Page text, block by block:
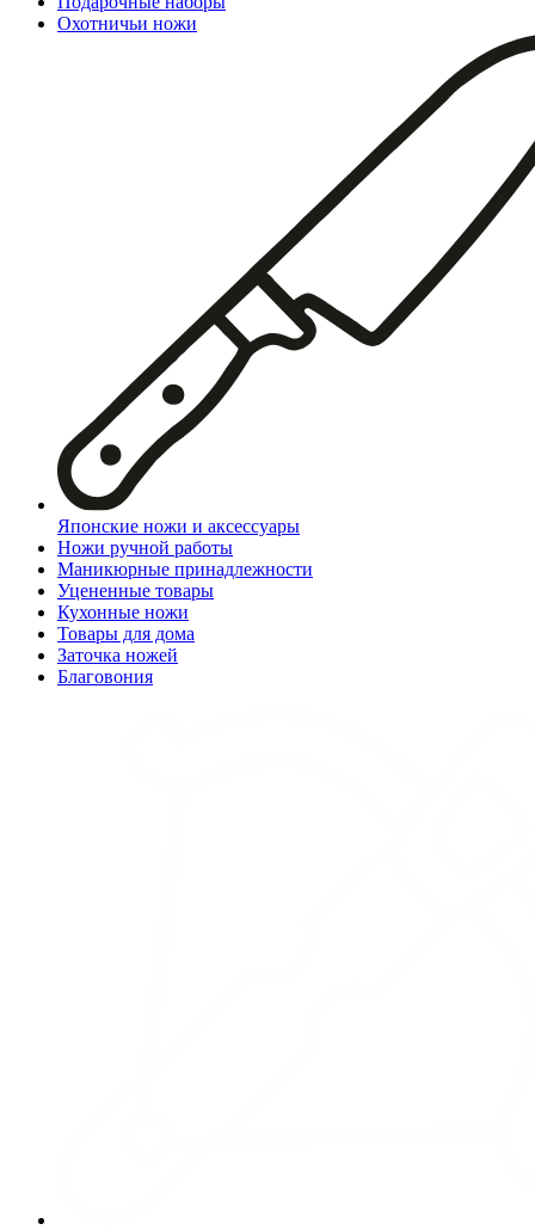
Охотничьи ножи
Японские ножи и аксессуары
Ножи ручной работы
Маникюрные принадлежности
Уцененные товары
Кухонные ножи
Товары для дома
Заточка ножей
Благовония